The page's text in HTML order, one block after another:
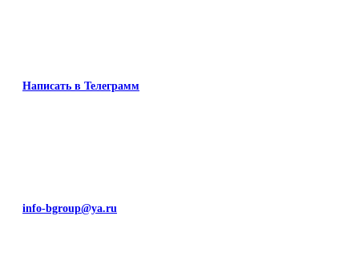
Написать в Телеграмм
info-bgroup@ya.ru